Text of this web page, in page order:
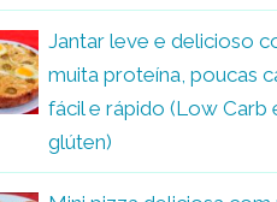
Jantar leve e delicioso
muita proteína, poucas
fácil e rápido (Low Carb
glúten)